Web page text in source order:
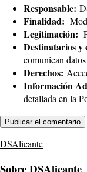
Responsable:
Finalidad:
Legitimación:
Destinatarios y
comunican
Derechos:
Información
detallada en la
DSAlicante
Sobre DSAlicante